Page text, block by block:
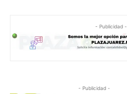
- Publicidad -
- Publicidad -